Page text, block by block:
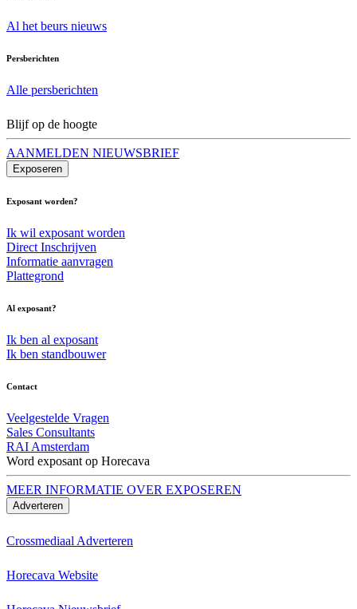
Al het beurs nieuws
Persberichten
Alle persberichten
Blijf op de hoogte
AANMELDEN NIEUWSBRIEF
Exposeren
Exposant worden?
Ik wil exposant worden
Direct Inschrijven
Informatie aanvragen
Plattegrond
Al exposant?
Ik ben al exposant
Ik ben standbouwer
Contact
Veelgestelde Vragen
Sales Consultants
RAI Amsterdam
Word exposant op Horecava
MEER INFORMATIE OVER EXPOSEREN
Adverteren
Crossmediaal Adverteren
Horecava Website